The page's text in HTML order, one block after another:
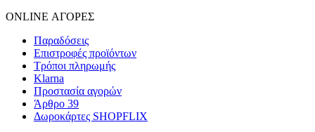
ONLINE ΑΓΟΡΕΣ
Παραδόσεις
Επιστροφές προϊόντων
Τρόποι πληρωμής
Klarna
Προστασία αγορών
Άρθρο 39
Δωροκάρτες SHOPFLIX